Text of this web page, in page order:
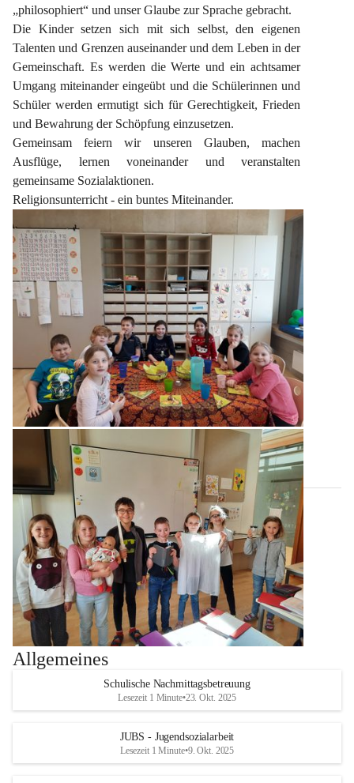
„philosophiert“ und unser Glaube zur Sprache gebracht.
Die Kinder setzen sich mit sich selbst, den eigenen
Talenten und Grenzen auseinander und dem Leben in der
Gemeinschaft. Es werden die Werte und ein achtsamer
Umgang miteinander eingeübt und die Schülerinnen und
Schüler werden ermutigt sich für Gerechtigkeit, Frieden
und Bewahrung der Schöpfung einzusetzen.
Gemeinsam feiern wir unseren Glauben, machen
Ausflüge, lernen voneinander und veranstalten
gemeinsame Sozialaktionen.
Religionsunterricht - ein buntes Miteinander.
Allgemeines
Schulische Nachmittagsbetreuung
Lesezeit 1 Minute•23. Okt. 2025
JUBS - Jugendsozialarbeit
Lesezeit 1 Minute•9. Okt. 2025